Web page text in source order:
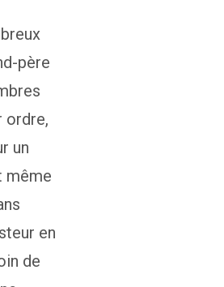
père
ordre,
un
même
en
de